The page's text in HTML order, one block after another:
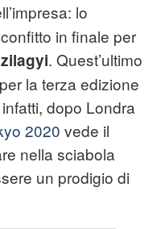
lo
in finale per
. Quest’ultimo
la terza edizione
dopo Londra
2020 vede il
nella sciabola
un prodigio di